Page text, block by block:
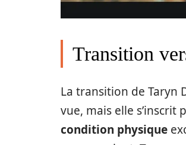
Transition
La transition de Taryn
vue, mais elle s’inscrit
condition physique